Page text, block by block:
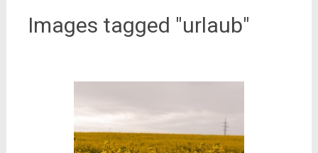
Images tagged "urlaub"